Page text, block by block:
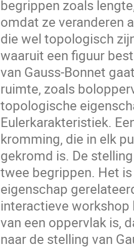
begrippen zoals
omdat ze veranderen
die wel topologisch
waaruit een figuur
van Gauss-Bonnet
ruimte, zoals
topologische
Eulerkarakteristiek.
kromming, die in elk
gekromd is. De
twee begrippen. Het
eigenschap
interactieve
van een oppervlak is,
naar de stelling van